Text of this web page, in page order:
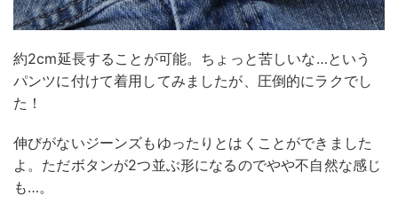
約2cm延長することが可能。ちょっと苦しいな…という
パンツに付けて着用してみましたが、圧倒的にラクでし
た！
伸びがないジーンズもゆったりとはくことができました
よ。ただボタンが2つ並ぶ形になるのでやや不自然な感じ
も…。